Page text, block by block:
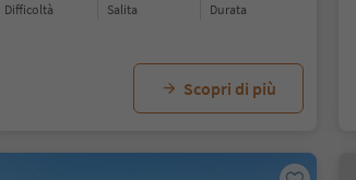
Difficoltà Salita durata
Scopri di più